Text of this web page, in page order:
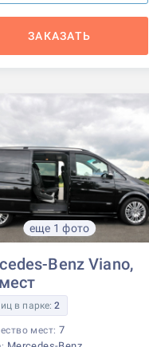
ЗАКАЗАТЬ
еще 1 фото
Benz Viano,
в парке:2
мест: 7